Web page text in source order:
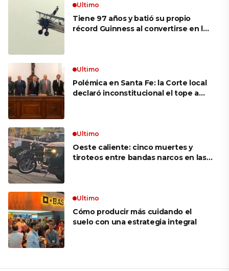
Ultimo
Tiene 97 años y batió su propio
récord Guinness al convertirse en la
puedo’ no existen en mi vocabulario»
Ultimo
Polémica en Santa Fe: la Corte local
declaró inconstitucional el tope a
Ultimo
Oeste caliente: cinco muertes y
tiroteos entre bandas narcos en las
Ultimo
Cómo producir más cuidando el
suelo con una estrategia integral